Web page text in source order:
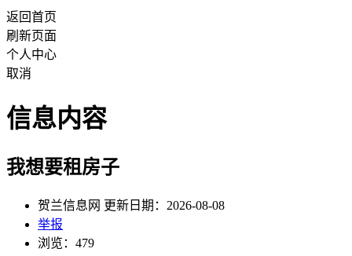
返回首页
刷新页面
个人中心
取消
信息内容
我想要租房子
贺兰信息网 更新日期：2026-08-08
举报
浏览：479